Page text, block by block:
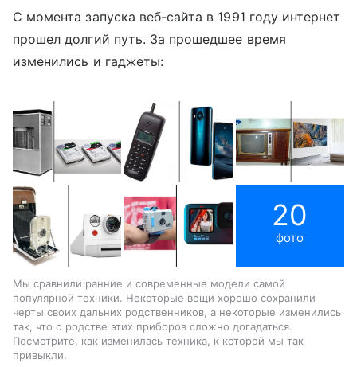
С момента запуска веб-сайта в 1991 году интернет
прошел долгий путь. За прошедшее время
изменились и гаджеты:
20
фото
Мы сравнили ранние и современные модели самой
популярной техники. Некоторые вещи хорошо сохранили
черты своих дальних родственников, а некоторые изменились
так, что о родстве этих приборов сложно догадаться.
Посмотрите, как изменилась техника, к которой мы так
привыкли.